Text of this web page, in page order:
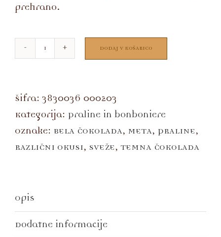
prehrano.
PRALINEJI
DODAJ V KOŠARICO
Šifra: 3830036 000203
Kategorija: Praline in bonboniere
Oznake: BELA ČOKOLADA, META, PRALINE,
RAZLIČNI OKUSI, SVEŽE, TEMNA ČOKOLADA
Opis
Dodatne informacije